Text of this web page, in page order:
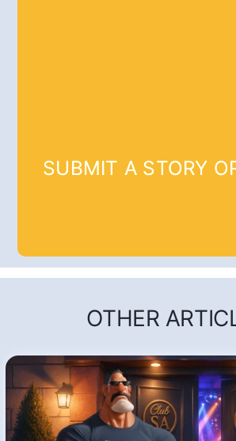
SUBMIT A STORY
OTHER